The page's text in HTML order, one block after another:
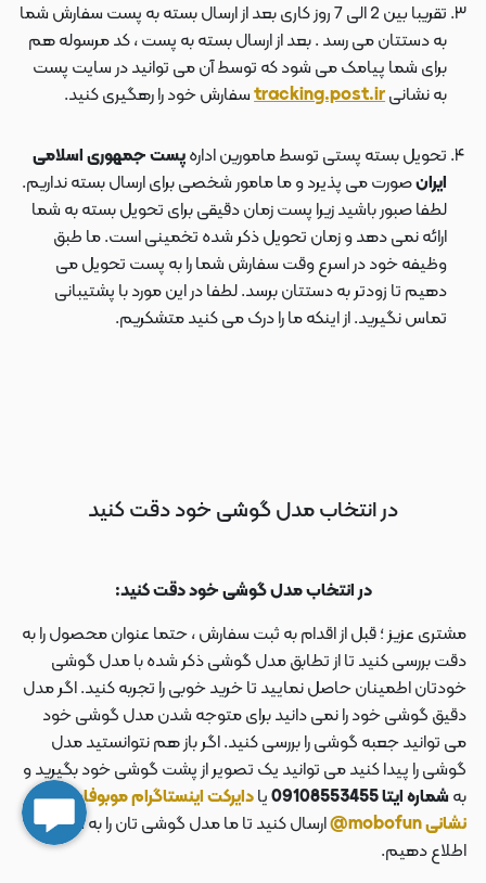
تقریبا بین 2 الی 7 روز کاری بعد از ارسال بسته به پست سفارش شما
به دستتان می رسد . بعد از ارسال بسته به پست ، کد مرسوله هم
برای شما پیامک می شود که توسط آن می توانید در سایت پست
به نشانیtracking.post.irسفارش خود را رهگیری کنید.
تحویل بسته پستی توسط مامورین ادارهپست جمهوری اسلامی
ایرانصورت می پذیرد و ما مامور شخصی برای ارسال بسته نداریم.
لطفا صبور باشید زیرا پست زمان دقیقی برای تحویل بسته به شما
ارائه نمی دهد و زمان تحویل ذکر شده تخمینی است. ما طبق
وظیفه خود در اسرع وقت سفارش شما را به پست تحویل می
دهیم تا زودتر به دستتان برسد. لطفا در این مورد با پشتیبانی
تماس نگیرید. از اینکه ما را درک می کنید متشکریم.
در انتخاب مدل گوشی خود دقت کنید
در انتخاب مدل گوشی خود دقت کنید:
مشتری عزیز ؛ قبل از اقدام به ثبت سفارش ، حتما عنوان محصول را به
دقت بررسی کنید تا از تطابق مدل گوشی ذکر شده با مدل گوشی
خودتان اطمینان حاصل نمایید تا خرید خوبی را تجربه کنید. اگر مدل
دقیق گوشی خود را نمی دانید برای متوجه شدن مدل گوشی خود
می توانید جعبه گوشی را بررسی کنید. اگر باز هم نتوانستید مدل
گوشی را پیدا کنید می توانید یک تصویر از پشت گوشی خود بگیرید و
به شماره ایتا 09108553455 یادایرکت اینستاگرام موبوفان به
نشانی mobofun@
ارسال کنید تا ما مدل گوشی تان را به شما
اطلاع دهیم.